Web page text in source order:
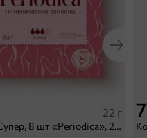
22 г
Тампоны Супер, 8 шт «Periodica», 22 г